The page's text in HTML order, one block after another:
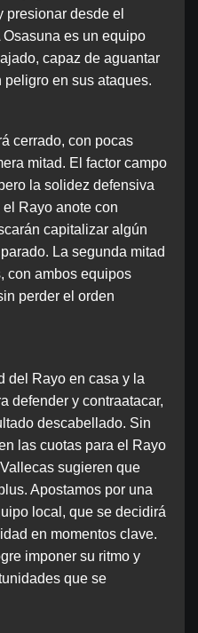
presionar desde el
es un equipo
capaz de aguantar
en sus ataques.
cerrado, con pocas
mitad. El factor campo
la solidez defensiva
Rayo anote con
capitalizar algún
La segunda mitad
con ambos equipos
perder el orden
del Rayo en casa y la
defender y contraatacar,
descabellado. Sin
las cuotas para el Rayo
sugieren que
Apostamos por una
local, que se decidirá
en momentos clave.
imponer su ritmo y
que se